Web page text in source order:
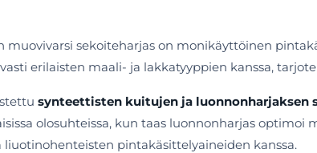
muovivarsi sekoiteharjas on monikäyttöinen
erilaisten maali- ja lakkatyyppien kanssa,
synteettisten kuitujen ja luonnonharjaksen
olosuhteissa, kun taas luonnonharjas
pintakäsittelyaineiden kanssa.